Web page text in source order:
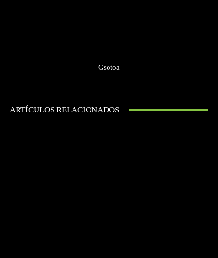
Gsotoa
ARTÍCULOS RELACIONADOS